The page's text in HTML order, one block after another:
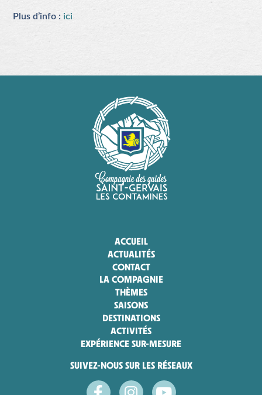
Plus d’info : ici
ACCUEIL
ACTUALITÉS
CONTACT
LA COMPAGNIE
THÈMES
SAISONS
DESTINATIONS
ACTIVITÉS
EXPÉRIENCE SUR-MESURE
SUIVEZ-NOUS SUR LES RÉSEAUX